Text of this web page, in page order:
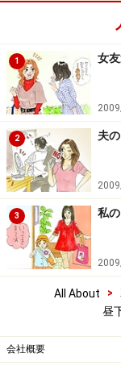
1 女
2 夫
3 私
All About >
昼
会社概要